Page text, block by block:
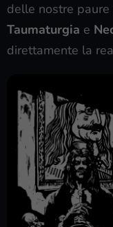
delle nostre paure
Taumaturgia e
direttamente la